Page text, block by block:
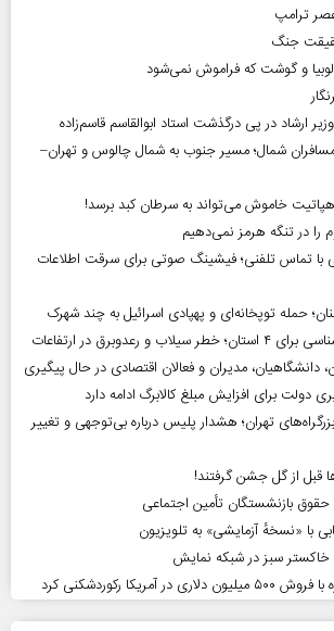
ترامپ
جنگ
و گوشت که فراموش نمی‌شود
ارشاد در پی درگذشت استاد ابوالقاسم قاسم‌زاده
شمال؛ مسیر جنوب به شمال چالوس و تهران–
خاموش می‌تواند به سرطان کبد برسد!
را در تنگه هرمز نمی‌دهیم
تماس تلفنی؛ فیشینگ صوتی برای سرقت اطلاعات
حمله توپخانه‌ای و پهپادی اسرائیل به چند شهرک
و رعدوبرق در ارتفاعات
دانشگاهیان، مدیران و فعالان اقتصادی در حال پیگیری
برای افزایش مبلغ کالابرگ ادامه دارد
بزرگراه‌های تهران؛ هشدار پلیس درباره بی‌توجهی و تغییر
قبل از گل جشن گرفتند!
حقوق بازنشستگان تأمین اجتماعی
با «نسخهٔ آزمایشی» به تلویزیون
خاکستر سبز در شبکه نمایش
آمریکا رکوردشکنی کرد